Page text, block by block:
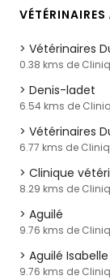
Vétérinaires
0.38 kms de
Denis-ladet
6.54 kms de
Vétérinaires
6.77 kms de
Clinique
8.29 kms de
Aguilé
9.76 kms de
Aguilé Isabelle
9.76 kms de